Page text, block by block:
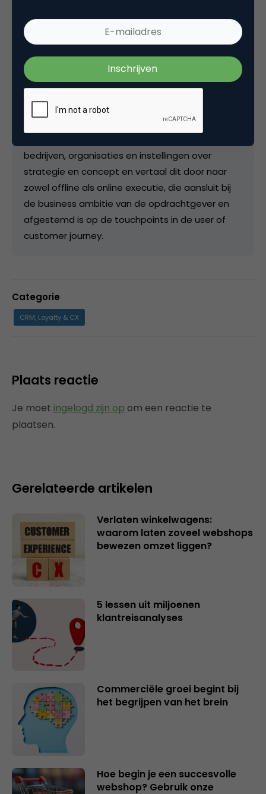
Jeroen Roozendaal
Manager Cli?nt Services / Account
Director bijAdwise - Your Digital
Brain
Marcom-professional met passie voor online,
digital en tech. Vanuit mijn brede
bedrijven, organisaties en instellingen over
strategie en concept en vertaal dit door naar
zowel offline als online executie, die aansluit bij
de business ambitie van de opdrachtgever en
afgestemd is op de touchpoints in de user of
customer journey.
Categorie
CRM, Loyalty & CX
Plaats reactie
Je moet ingelogd zijn op om een reactie te
plaatsen.
Gerelateerde artikelen
Verlaten winkelwagens:
waarom laten zoveel webshops
bewezen omzet liggen?
5 lessen uit miljoenen
klantreisanalyses
Commerciële groei begint bij
het begrijpen van het brein
Hoe begin je een succesvolle
webshop? Gebruik onze